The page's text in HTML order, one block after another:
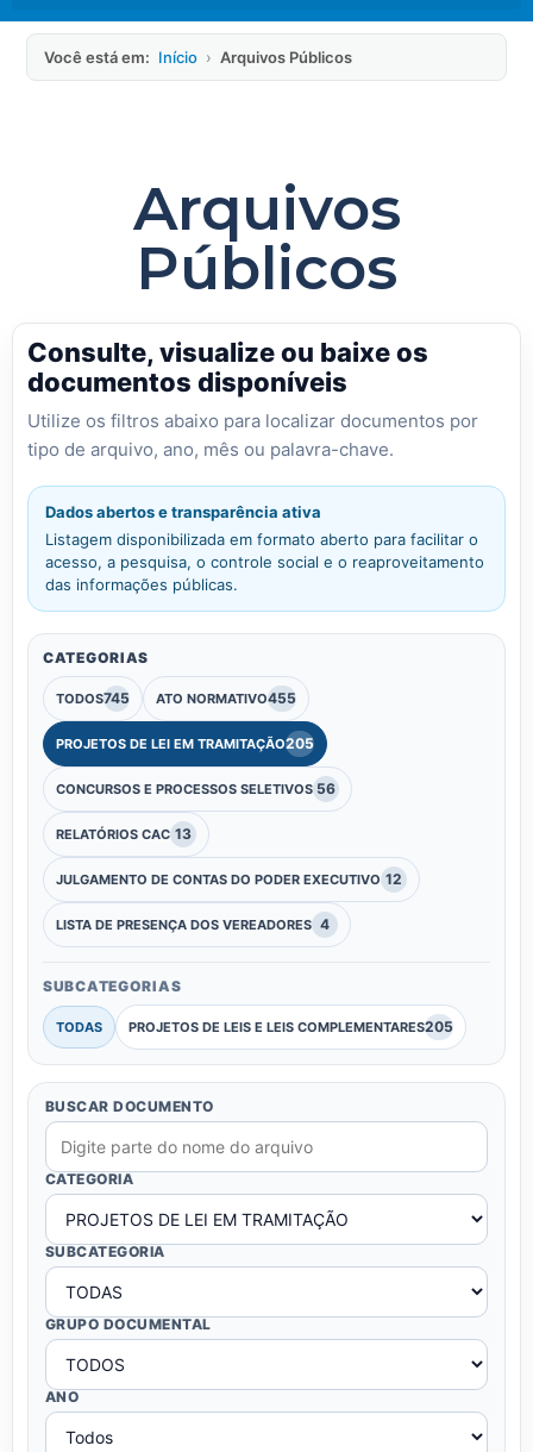
Você está em: Início › Arquivos Públicos
Arquivos
Públicos
Consulte, visualize ou baixe os
documentos disponíveis
Utilize os filtros abaixo para localizar documentos por
tipo de arquivo, ano, mês ou palavra-chave.
Dados abertos e transparência ativa
Listagem disponibilizada em formato aberto para facilitar o
acesso, a pesquisa, o controle social e o reaproveitamento
das informações públicas.
CATEGORIAS
TODOS745 ATO NORMATIVO455
PROJETOS DE LEI EM TRAMITAÇÃO205
CONCURSOS E PROCESSOS SELETIVOS 56
RELATÓRIOS CAC 13
JULGAMENTO DE CONTAS DO PODER EXECUTIVO 12
LISTA DE PRESENÇA DOS VEREADORES 4
SUBCATEGORIAS
TODAS PROJETOS DE LEIS E LEIS COMPLEMENTARES205
BUSCAR DOCUMENTO
CATEGORIA
SUBCATEGORIA
GRUPO DOCUMENTAL
ANO